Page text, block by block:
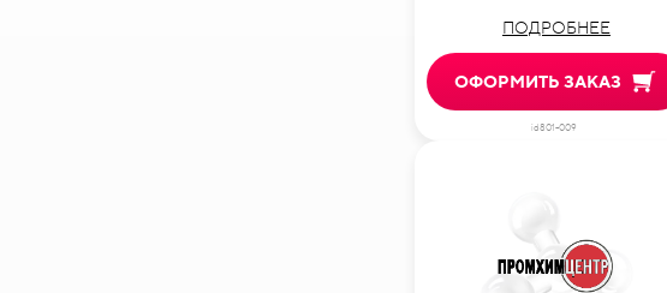
ПОДРОБНЕЕ
ОФОРМИТЬ ЗАКАЗ
id801-009